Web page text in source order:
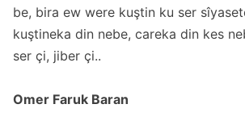
be, bira ew were kuştin ku ser
kuştineka din nebe, careka din kes
ser çi, jiber çi..
Omer Faruk Baran